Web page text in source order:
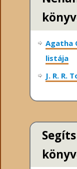
Agatha
listája
J. R. R.